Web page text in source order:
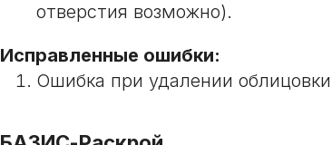
отверстия возможно).
Исправленные ошибки:
Ошибка при удалении